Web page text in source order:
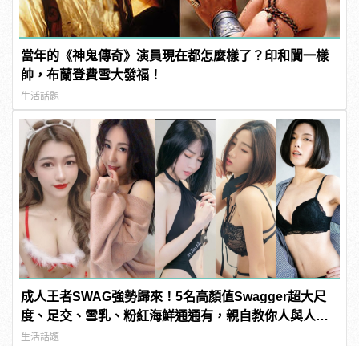
當年的《神鬼傳奇》演員現在都怎麼樣了？印和闐一樣
帥，布蘭登費雪大發福！
生活話題
成人王者SWAG強勢歸來！5名高顏值Swagger超大尺
度、足交、雪乳、粉紅海鮮通通有，親自教你人與人的
連結！ | manfashion這樣變型男
生活話題